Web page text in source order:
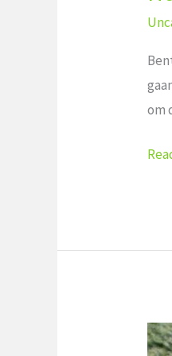
⁤om
Wat